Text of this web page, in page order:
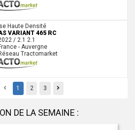
Haute Densité
VARIANT 465 RC
/ 2.1 2.1
- Auvergne
Tractomarket
Previous
1 2 3 Previous
DE LA SEMAINE :